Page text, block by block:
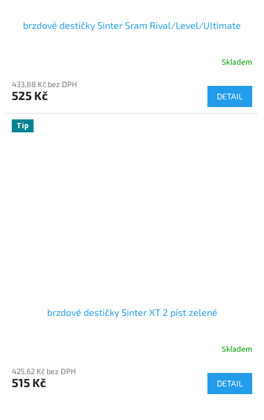
brzdové destičky Sinter Sram Rival/Level/Ultimate
Skladem
433,88 Kč bez DPH
525 Kč DETAIL
Tip
brzdové destičky Sinter XT 2 píst zelené
Skladem
425,62 Kč bez DPH
515 Kč DETAIL